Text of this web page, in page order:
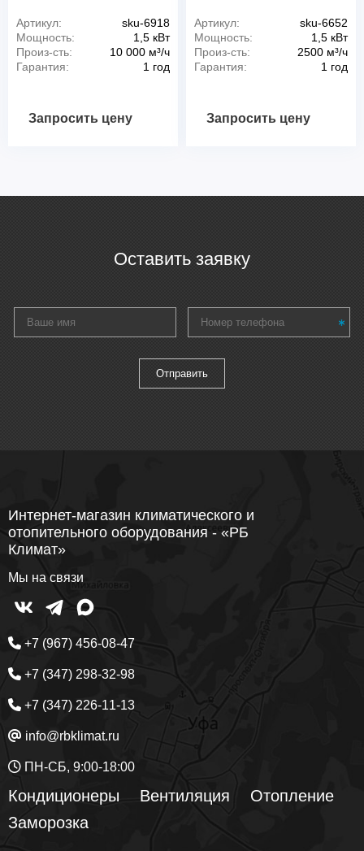
Артикул:
sku-6918
Мощность:
1,5 кВт
Произ-сть:
10 000 м³/ч
Гарантия:
1 год
Запросить цену
Артикул:
sku-6652
Мощность:
1,5 кВт
Произ-сть:
2500 м³/ч
Гарантия:
1 год
Запросить цену
Оставить заявку
Интернет-магазин климатического и
отопительного оборудования - «РБ
Климат»
Мы на связи
+7 (967) 456-08-47
+7 (347) 298-32-98
+7 (347) 226-11-13
info@rbklimat.ru
ПН-СБ, 9:00-18:00
Кондиционеры Вентиляция
Отопление
Заморозка